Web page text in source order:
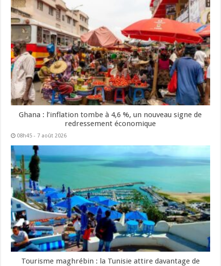
Ghana : l’inflation tombe à 4,6 %, un nouveau signe de
redressement économique
08h45 - 7 août 2026
Tourisme maghrébin : la Tunisie attire davantage de